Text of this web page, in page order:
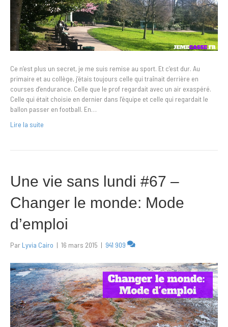
Ce n’est plus un secret, je me suis remise au sport. Et c’est dur. Au
primaire et au collège, j’étais toujours celle qui traînait derrière en
courses d’endurance. Celle que le prof regardait avec un air exaspéré.
Celle qui était choisie en dernier dans l’équipe et celle qui regardait le
ballon passer en football. En…
Lire la suite
Une vie sans lundi #67 –
Changer le monde: Mode
d’emploi
Par Lyvia Cairo | 16 mars 2015 | 941 909